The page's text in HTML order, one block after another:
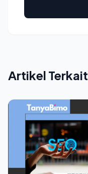
Artikel Terkait